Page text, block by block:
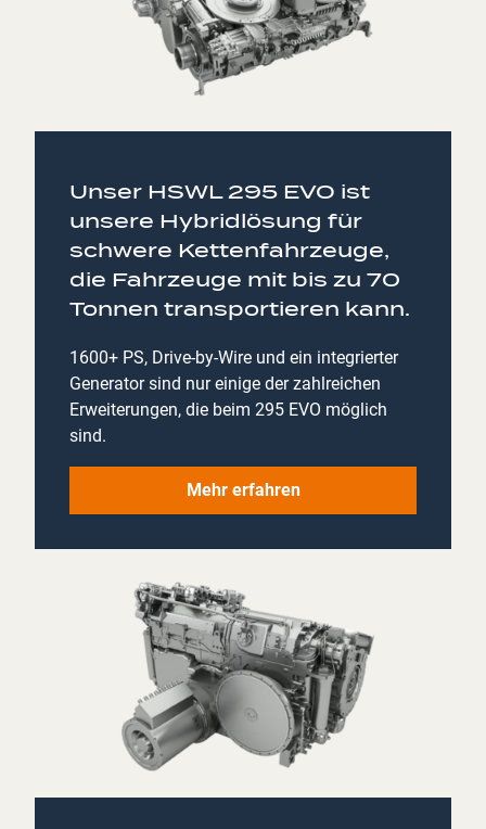
Unser HSWL 295 EVO ist
unsere Hybridlösung für
schwere Kettenfahrzeuge,
die Fahrzeuge mit bis zu 70
Tonnen transportieren kann.
1600+ PS, Drive-by-Wire und ein integrierter
Generator sind nur einige der zahlreichen
Erweiterungen, die beim 295 EVO möglich
sind.
Mehr erfahren